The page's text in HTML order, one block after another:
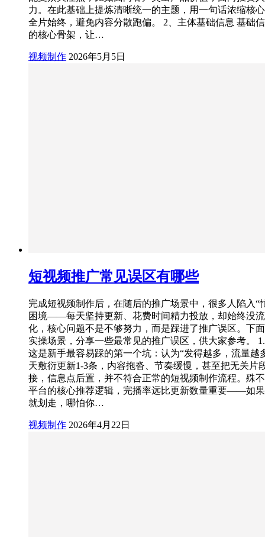
力。在此基础上提炼清晰统一的主题，用一句话浓缩核
全片始终，避免内容分散跑偏。 2、主体基础信息 基础
的核心骨架，让…
视频制作 2026年5月5日
短视频推广常见误区有哪些
完成短视频制作后，在随后的推广场景中，很多人陷入“
困境——每天坚持更新、花费时间精力投放，却始终没
化，核心问题不是不够努力，而是踩进了推广误区。下
实操场景，分享一些最常见的推广误区，供大家参考。
这是新手最容易踩的第一个坑：认为“发得越多，流量越
天敷衍更新1-3条，内容拖沓、节奏缓慢，甚至把无关片
接，信息点后置，并不符合正常的短视频制作流程。殊
平台的核心推荐逻辑，完播率远比更新数量重要——如
就划走，哪怕你…
视频制作 2026年4月22日